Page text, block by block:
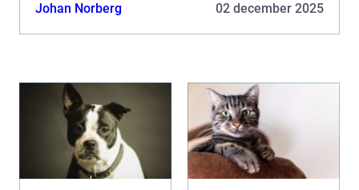
Johan Norberg
02 december 2025